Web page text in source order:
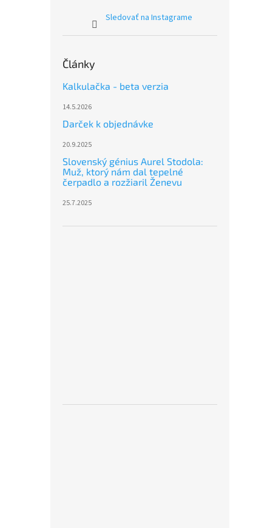
Sledovať na Instagrame
Články
Kalkulačka - beta verzia
14.5.2026
Darček k objednávke
20.9.2025
Slovenský génius Aurel Stodola:
Muž, ktorý nám dal tepelné
čerpadlo a rozžiaril Ženevu
25.7.2025